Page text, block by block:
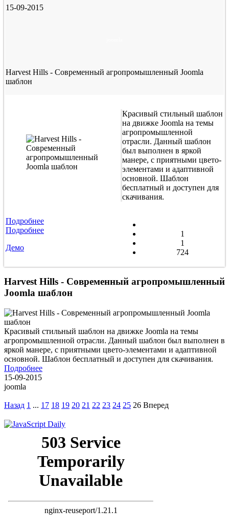
15-09-2015
Harvest Hills - Современный агропромышленный Joomla
шаблон
Красивый стильный шаблон
на движке Joomla на темы
агропромышленной
отрасли. Данный шаблон
был выполнен в яркой
манере, с приятными цвето-
элементами и адаптивной
основной. Шаблон
бесплатный и доступен для
скачивания.
Подробнее
Подробнее
Демо
1
1
724
Harvest Hills - Современный агропромышленный
Joomla шаблон
Красивый стильный шаблон на движке Joomla на темы
агропромышленной отрасли. Данный шаблон был выполнен в
яркой манере, с приятными цвето-элементами и адаптивной
основной. Шаблон бесплатный и доступен для скачивания.
Подробнее
15-09-2015
joomla
Назад 1 ... 17 18 19 20 21 22 23 24 25 26 Вперед